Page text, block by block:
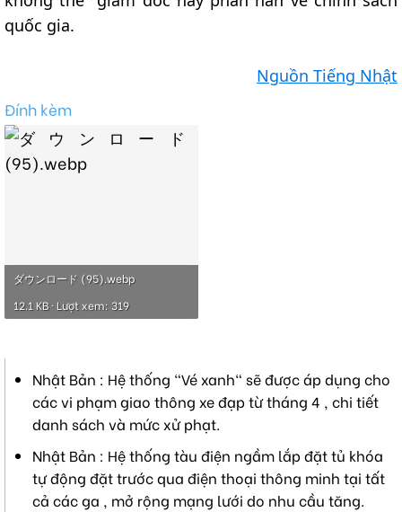
quốc gia.
Nguồn Tiếng Nhật
Đính kèm
ダウンロード (95).webp
12.1 KB · Lượt xem: 319
Nhật Bản : Hệ thống "Vé xanh" sẽ được áp dụng cho
các vi phạm giao thông xe đạp từ tháng 4 , chi tiết
danh sách và mức xử phạt.
Nhật Bản : Hệ thống tàu điện ngầm lắp đặt tủ khóa
tự động đặt trước qua điện thoại thông minh tại tất
cả các ga , mở rộng mạng lưới do nhu cầu tăng.